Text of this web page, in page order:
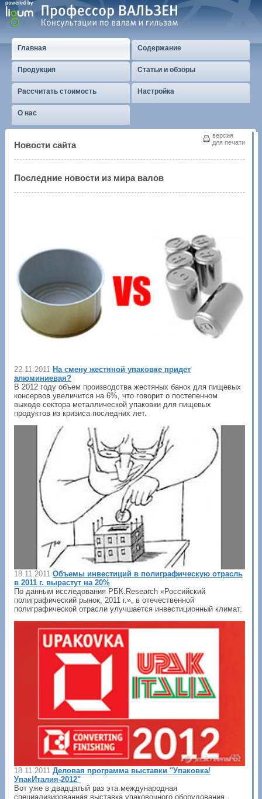
Главная Содержание
Продукция Статьи и обзоры
Рассчитать стоимость Настройка
О нас
версия
для печати
Новости сайта
Последние новости из мира валов
22.11.2011 На смену жестяной упаковке придет
алюминиевая?
В 2012 году объем производства жестяных банок для пищевых
консервов увеличится на 6%, что говорит о постепенном
выходе сектора металлической упаковки для пищевых
продуктов из кризиса последних лет.
18.11.2011 Объемы инвестиций в полиграфическую отрасль
в 2011 г. вырастут на 20%
По данным исследования РБК.Research «Российский
полиграфический рынок, 2011 г.», в отечественной
полиграфической отрасли улучшается инвестиционный климат.
18.11.2011 Деловая программа выставки "Упаковка/
УпакИталия-2012"
Вот уже в двадцатый раз эта международная
специализированная выставка упаковочного оборудования,